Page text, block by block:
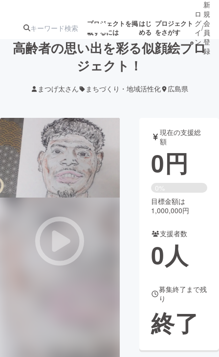
プロジェクトを掲
載するには
はじ
める
プロジェクト
をさがす
注目のリ
ターン
ジェクト
募集終了が近いプ
ロジェクト
もうすぐ公開
されます
アート・写真 音楽
テクノロジー・ガジェット ゲーム・サ
映像・映画 書籍・雑誌
チャレンジ
まちづくり・地域活性化
CAMPFIRE for Social Good
CAMPFIRE Creation
ロ
グ
イ
ン
/
新
規
会
員
登
録
高齢者の思い出を彩る似顔絵プロ
ジェクト！
まつげ太さん まちづくり・地域活性化 広島県
現在の支援総
額
0円
0%
目標金額は
1,000,000円
支援者数
0人
募集終了まで残
り
終了